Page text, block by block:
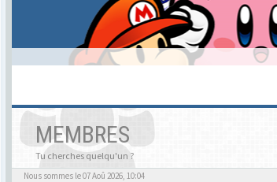
MEMBRES
Tu cherches quelqu'un ?
Nous sommes le 07 Aoû 2026, 10:04